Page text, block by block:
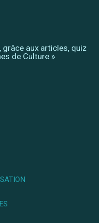
aux articles, quiz
de Culture »